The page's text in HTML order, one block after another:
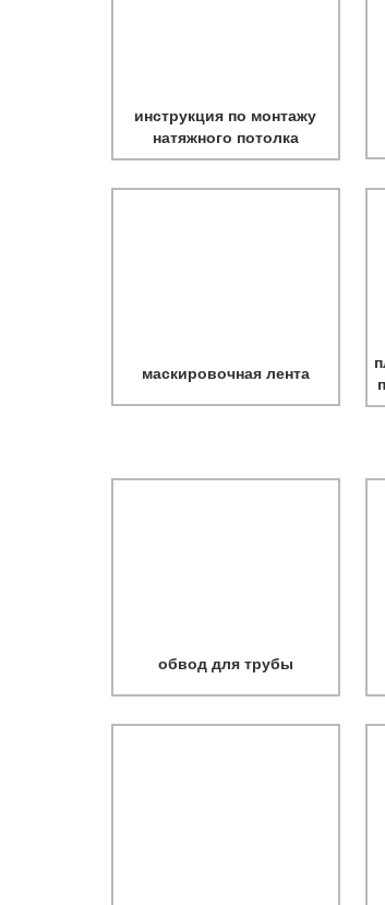
инструкция по монтажу
натяжного потолка
маскировочная лента
обвод для трубы